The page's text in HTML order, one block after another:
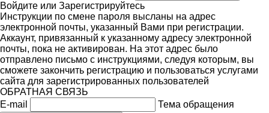
Войдите или Зарегистрируйтесь
Инструкции по смене пароля высланы на адрес
электронной почты, указанный Вами при регистрации.
Аккаунт, привязанный к указанному адресу электронной
почты, пока не активирован. На этот адрес было
отправлено письмо с инструкциями, следуя которым, вы
сможете закончить регистрацию и пользоваться услугами
сайта для зарегистрированных пользователей
ОБРАТНАЯ СВЯЗЬ
E-mail
Тема обращения